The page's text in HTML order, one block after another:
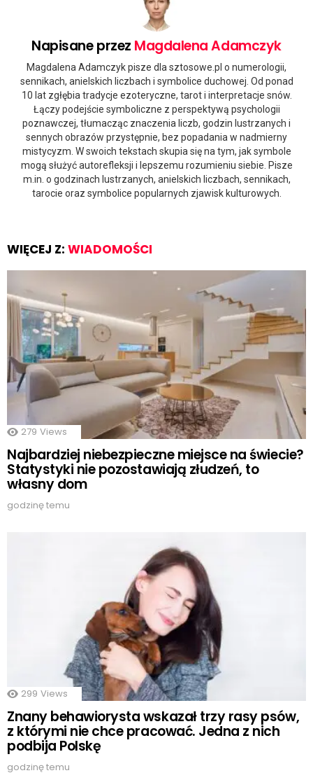
Napisane przez Magdalena Adamczyk
Magdalena Adamczyk pisze dla sztosowe.pl o numerologii,
sennikach, anielskich liczbach i symbolice duchowej. Od ponad
10 lat zgłębia tradycje ezoteryczne, tarot i interpretacje snów.
Łączy podejście symboliczne z perspektywą psychologii
poznawczej, tłumacząc znaczenia liczb, godzin lustrzanych i
sennych obrazów przystępnie, bez popadania w nadmierny
mistycyzm. W swoich tekstach skupia się na tym, jak symbole
mogą służyć autorefleksji i lepszemu rozumieniu siebie. Pisze
m.in. o godzinach lustrzanych, anielskich liczbach, sennikach,
tarocie oraz symbolice popularnych zjawisk kulturowych.
WIĘCEJ Z: WIADOMOŚCI
279 Views
Najbardziej niebezpieczne miejsce na świecie?
Statystyki nie pozostawiają złudzeń, to
własny dom
godzinę temu
299 Views
Znany behawiorysta wskazał trzy rasy psów,
z którymi nie chce pracować. Jedna z nich
podbija Polskę
godzinę temu